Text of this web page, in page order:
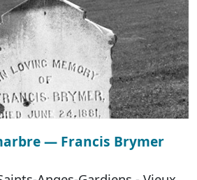
— Francis Brymer